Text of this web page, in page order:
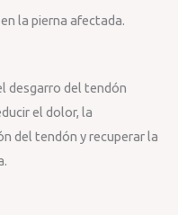
la pierna afectada.
desgarro del tendón
el dolor, la
del tendón y recuperar la